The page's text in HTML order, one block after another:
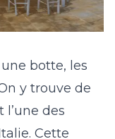
botte, les
y trouve de
des
Cette